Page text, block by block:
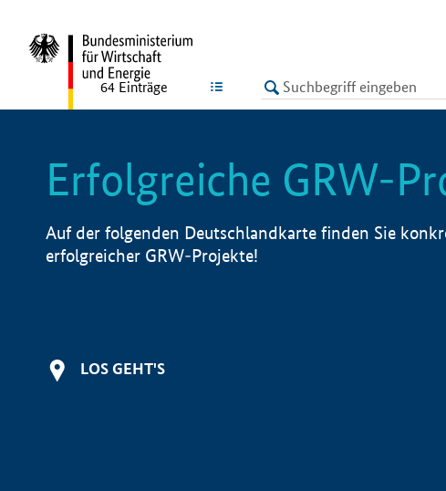
LISTE
64 Einträge
Erfolgreiche GRW-
Auf der folgenden Deutschlandkarte finden Sie
erfolgreicher GRW-Projekte!
LOS GEHT'S